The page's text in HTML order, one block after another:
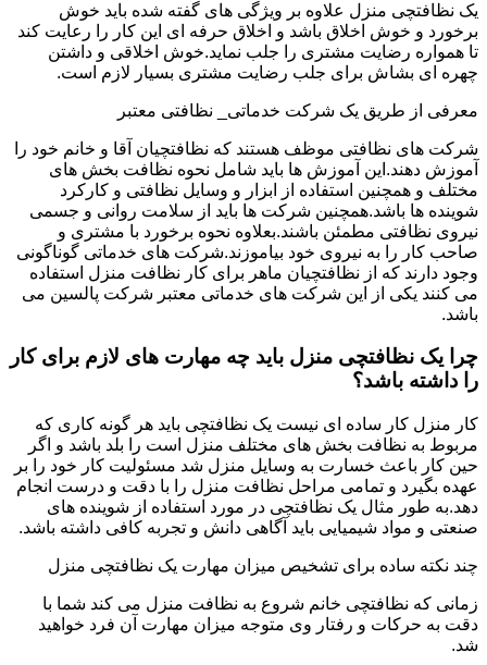
یک نظافتچی منزل علاوه بر ویژگی های گفته شده باید خوش
برخورد و خوش اخلاق باشد و اخلاق حرفه ای این کار را رعایت کند
تا همواره رضایت مشتری را جلب نماید.خوش اخلاقی و داشتن
چهره ای بشاش برای جلب رضایت مشتری بسیار لازم است.
معرفی از طریق یک شرکت خدماتی_ نظافتی معتبر
شرکت های نظافتی موظف هستند که نظافتچیان آقا و خانم خود را
آموزش دهند.این آموزش ها باید شامل نحوه نظافت بخش های
مختلف و همچنین استفاده از ابزار و وسایل نظافتی و کارکرد
شوینده ها باشد.همچنین شرکت ها باید از سلامت روانی و جسمی
نیروی نظافتی مطمئن باشند.بعلاوه نحوه برخورد با مشتری و
صاحب کار را به نیروی خود بیاموزند.شرکت های خدماتی گوناگونی
وجود دارند که از نظافتچیان ماهر برای کار نظافت منزل استفاده
می کنند یکی از این شرکت های خدماتی معتبر شرکت پالسین می
باشد.
چرا یک نظافتچی منزل باید چه مهارت های لازم برای کار
را داشته باشد؟
کار منزل کار ساده ای نیست یک نظافتچی باید هر گونه کاری که
مربوط به نظافت بخش های مختلف منزل است را بلد باشد و اگر
حین کار باعث خسارت به وسایل منزل شد مسئولیت کار خود را بر
عهده بگیرد و تمامی مراحل نظافت منزل را با دقت و درست انجام
دهد.به طور مثال یک نظافتچی در مورد استفاده از شوینده های
صنعتی و مواد شیمیایی باید آگاهی دانش و تجربه کافی داشته باشد.
چند نکته ساده برای تشخیص میزان مهارت یک نظافتچی منزل
زمانی که نظافتچی خانم شروع به نظافت منزل می کند شما با
دقت به حرکات و رفتار وی متوجه میزان مهارت آن فرد خواهید
شد.